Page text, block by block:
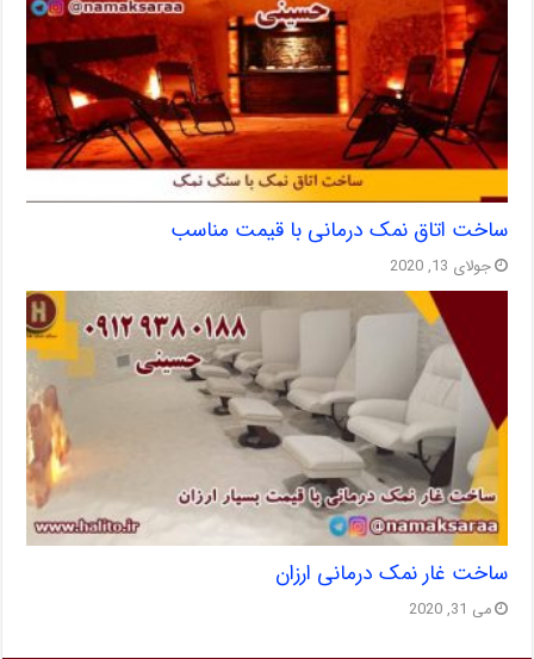
ساخت اتاق نمک درمانی با قیمت مناسب
جولای 13, 2020
ساخت غار نمک درمانی ارزان
می 31, 2020